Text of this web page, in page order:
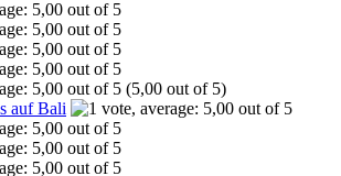
(5,00 out of 5)
auf Bali